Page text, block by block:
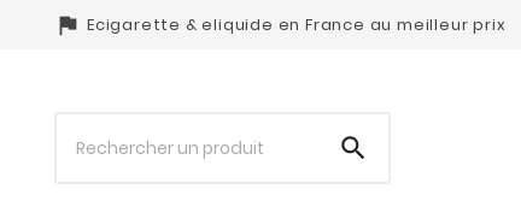
 Ecigarette & eliquide en France au meilleur prix
